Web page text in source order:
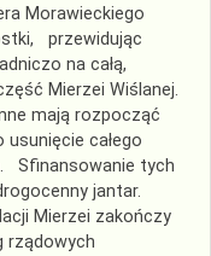
Morawieckiego
przewidując
na całą,
Mierzei Wiślanej.
mają rozpocząć
całego
Sfinansowanie tych
jantar.
Mierzei zakończy
rządowych